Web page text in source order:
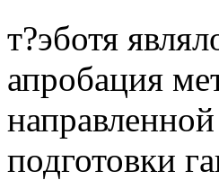
т?эботя
апробация
подготовки